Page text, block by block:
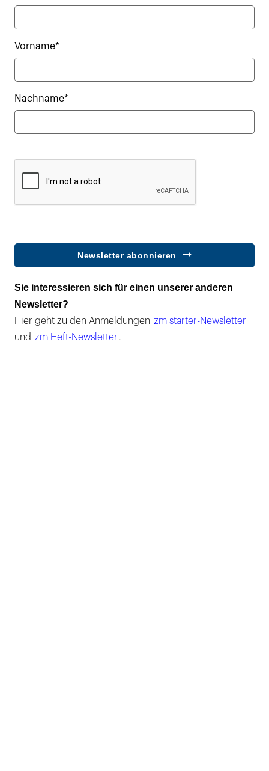
Vorname*
Nachname*
Newsletter abonnieren
Sie interessieren sich für einen unserer anderen
Newsletter?
Hier geht zu den Anmeldungen zm starter-Newsletter
und zm Heft-Newsletter .